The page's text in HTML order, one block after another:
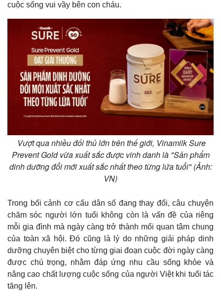
Bất động sản
Khởi nghiệp
Tiêu dùng
Tỷ giá
Chứng khoán
Giá cà phê
cuộc sống vui vầy bên con cháu.
Vượt qua nhiều đối thủ lớn trên thế giới, Vinamilk Sure
Prevent Gold vừa xuất sắc được vinh danh là "Sản phẩm
dinh dưỡng đổi mới xuất sắc nhất theo từng lứa tuổi" (Ảnh:
VN)
Trong bối cảnh cơ cấu dân số đang thay đổi, câu chuyện
chăm sóc người lớn tuổi không còn là vấn đề của riêng
mỗi gia đình mà ngày càng trở thành mối quan tâm chung
của toàn xã hội. Đó cũng là lý do những giải pháp dinh
dưỡng chuyên biệt cho từng giai đoạn cuộc đời ngày càng
được chú trọng, nhằm đáp ứng nhu cầu sống khỏe và
nâng cao chất lượng cuộc sống của người Việt khi tuổi tác
tăng lên.